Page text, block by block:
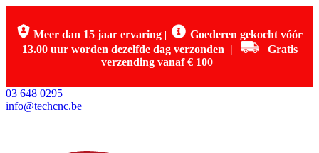
Meer dan 15 jaar ervaring
Goederen gekocht vóór
13.00 uur worden dezelfde dag verzonden |
Gratis
verzending vanaf € 100
03 648 0295
info@techcnc.be